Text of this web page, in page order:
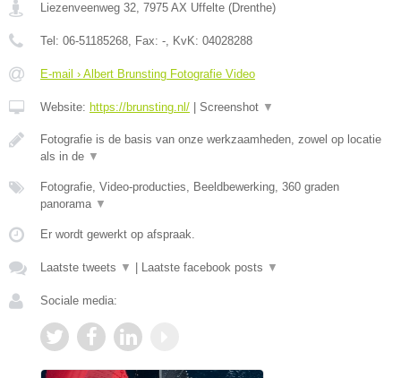
Liezenveenweg 32, 7975 AX Uffelte (Drenthe)
Tel: 06-51185268, Fax: -, KvK: 04028288
E-mail › Albert Brunsting Fotografie Video
Website: https://brunsting.nl/ Screenshot ▼
Fotografie is de basis van onze werkzaamheden, zowel op locatie
als in de ▼
Fotografie, Video-producties, Beeldbewerking, 360 graden
panorama ▼
Er wordt gewerkt op afspraak.
Laatste tweets ▼ Laatste facebook posts ▼
Sociale media: